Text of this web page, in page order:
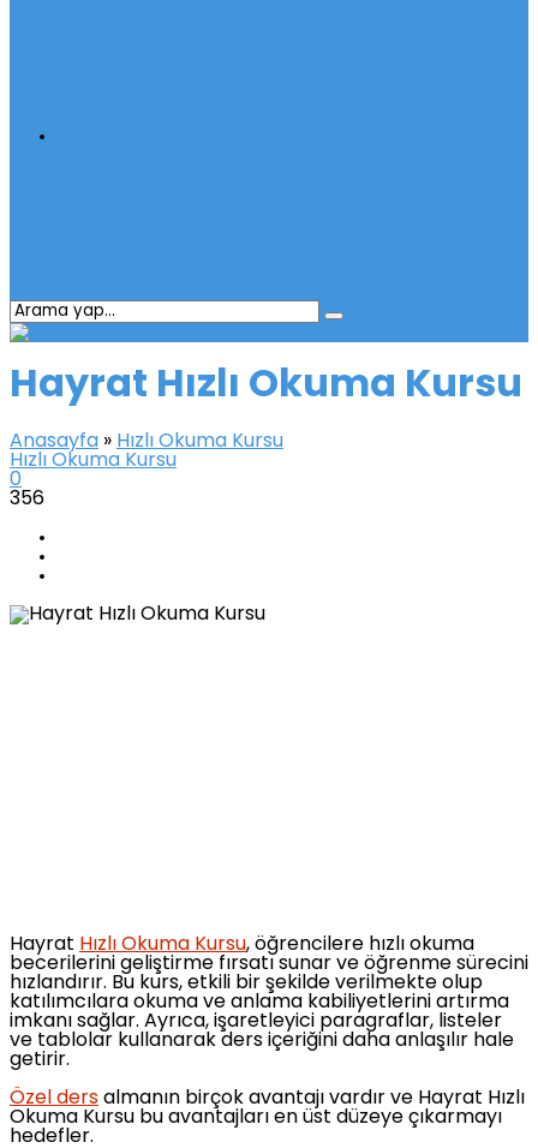
Hayrat Hızlı Okuma Kursu
Anasayfa » Hızlı Okuma Kursu
Hızlı Okuma Kursu
0
356
Hayrat Hızlı Okuma Kursu, öğrencilere hızlı okuma
becerilerini geliştirme fırsatı sunar ve öğrenme sürecini
hızlandırır. Bu kurs, etkili bir şekilde verilmekte olup
katılımcılara okuma ve anlama kabiliyetlerini artırma
imkanı sağlar. Ayrıca, işaretleyici paragraflar, listeler
ve tablolar kullanarak ders içeriğini daha anlaşılır hale
getirir.
Özel ders almanın birçok avantajı vardır ve Hayrat Hızlı
Okuma Kursu bu avantajları en üst düzeye çıkarmayı
hedefler.